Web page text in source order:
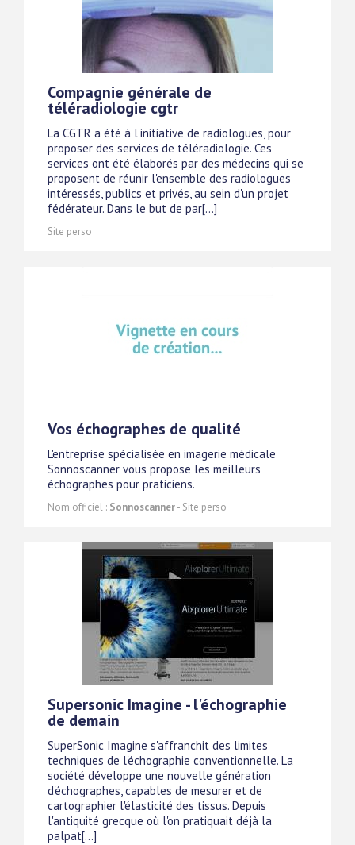
Compagnie générale de
téléradiologie cgtr
La CGTR a été à l'initiative de radiologues, pour
proposer des services de téléradiologie. Ces
services ont été élaborés par des médecins qui se
proposent de réunir l'ensemble des radiologues
intéressés, publics et privés, au sein d'un projet
fédérateur. Dans le but de par[...]
Site perso
Vos échographes de qualité
L'entreprise spécialisée en imagerie médicale
Sonnoscanner vous propose les meilleurs
échographes pour praticiens.
Nom officiel : Sonnoscanner- Site perso
Supersonic Imagine - l'échographie
de demain
SuperSonic Imagine s'affranchit des limites
techniques de l'échographie conventionnelle. La
société développe une nouvelle génération
d'échographes, capables de mesurer et de
cartographier l'élasticité des tissus. Depuis
l'antiquité grecque où l'on pratiquait déjà la
palpat[...]